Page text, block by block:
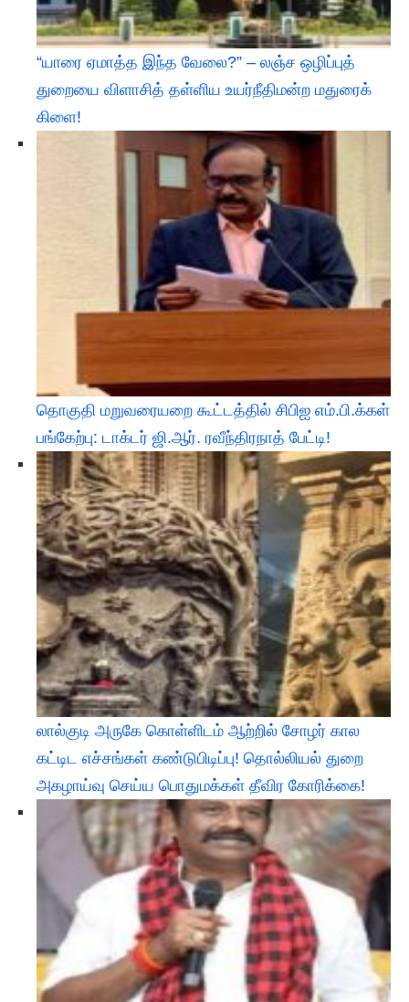
“யாரை ஏமாத்த இந்த வேலை?” – லஞ்ச ஒழிப்புத்
துறையை விளாசித் தள்ளிய உயர்நீதிமன்ற மதுரைக்
கிளை!
தொகுதி மறுவரையறை கூட்டத்தில் சிபிஐ எம்.பி.க்கள்
பங்கேற்பு: டாக்டர் ஜி.ஆர். ரவீந்திரநாத் பேட்டி!
லால்குடி அருகே கொள்ளிடம் ஆற்றில் சோழர் கால
கட்டிட எச்சங்கள் கண்டுபிடிப்பு! தொல்லியல் துறை
அகழாய்வு செய்ய பொதுமக்கள் தீவிர கோரிக்கை!